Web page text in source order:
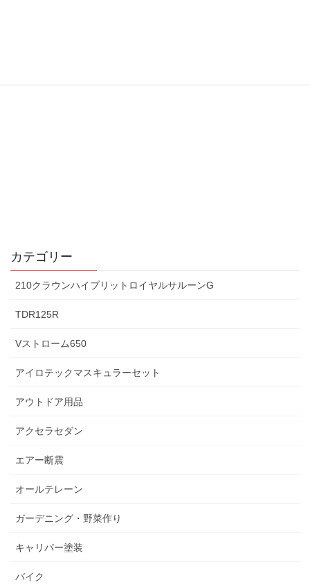
カテゴリー
210クラウンハイブリットロイヤルサルーンG
TDR125R
Vストローム650
アイロテックマスキュラーセット
アウトドア用品
アクセラセダン
エアー断震
オールテレーン
ガーデニング・野菜作り
キャリパー塗装
バイク